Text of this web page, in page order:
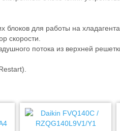
для работы на
скорости.
потока из верхней